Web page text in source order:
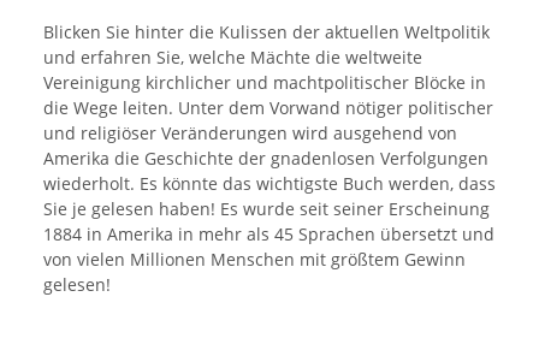
Blicken Sie hinter die Kulissen der aktuellen Weltpolitik
und erfahren Sie, welche Mächte die weltweite
Vereinigung kirchlicher und machtpolitischer Blöcke in
die Wege leiten. Unter dem Vorwand nötiger politischer
und religiöser Veränderungen wird ausgehend von
Amerika die Geschichte der gnadenlosen Verfolgungen
wiederholt. Es könnte das wichtigste Buch werden, dass
Sie je gelesen haben! Es wurde seit seiner Erscheinung
1884 in Amerika in mehr als 45 Sprachen übersetzt und
von vielen Millionen Menschen mit größtem Gewinn
gelesen!